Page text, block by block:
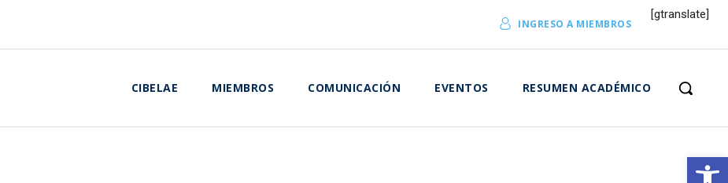
Abrir
INGRESO A MIEMBROS
[gtranslate]
CIBELAE MIEMBROS COMUNICACIÓN EVENTOS RESUMEN ACADÉMICO